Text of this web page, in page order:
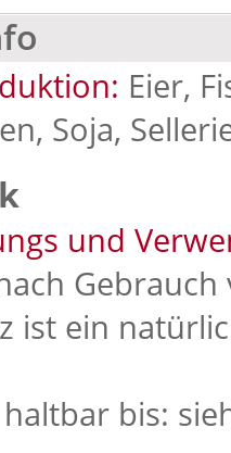
Eier,
Soja,
und
Gebrauch
ist ein
bis: